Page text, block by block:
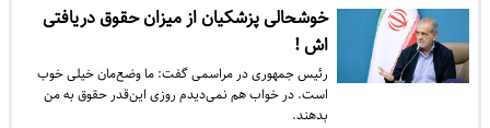
خوشحالی پزشکیان از میزان حقوق دریافتی
اش !
رئیس جمهوری در مراسمی گفت: ما وضع‌مان خیلی خوب
است. در خواب هم نمی‌دیدم روزی این‌قدر حقوق به من
بدهند.